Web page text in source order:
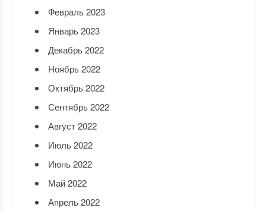
Февраль 2023
Январь 2023
Декабрь 2022
Ноябрь 2022
Октябрь 2022
Сентябрь 2022
Август 2022
Июль 2022
Июнь 2022
Май 2022
Апрель 2022